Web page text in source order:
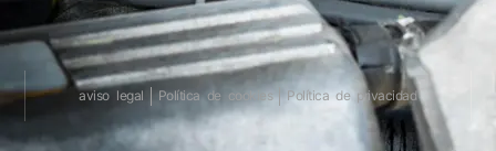
aviso legal Política de cookies Política de privacidad